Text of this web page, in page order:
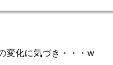
変化に気づき・・・w